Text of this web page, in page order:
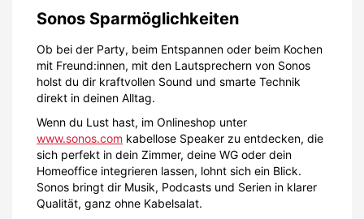
Sonos Sparmöglichkeiten
Ob bei der Party, beim Entspannen oder beim Kochen
mit Freund:innen, mit den Lautsprechern von Sonos
holst du dir kraftvollen Sound und smarte Technik
direkt in deinen Alltag.
Wenn du Lust hast, im Onlineshop unter
www.sonos.com kabellose Speaker zu entdecken, die
sich perfekt in dein Zimmer, deine WG oder dein
Homeoffice integrieren lassen, lohnt sich ein Blick.
Sonos bringt dir Musik, Podcasts und Serien in klarer
Qualität, ganz ohne Kabelsalat.